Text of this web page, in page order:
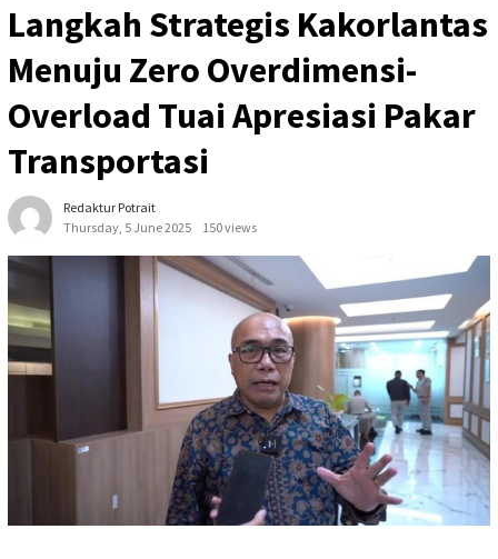
Langkah Strategis Kakorlantas
Menuju Zero Overdimensi-
Overload Tuai Apresiasi Pakar
Transportasi
Redaktur Potrait
Thursday, 5 June 2025
150 views